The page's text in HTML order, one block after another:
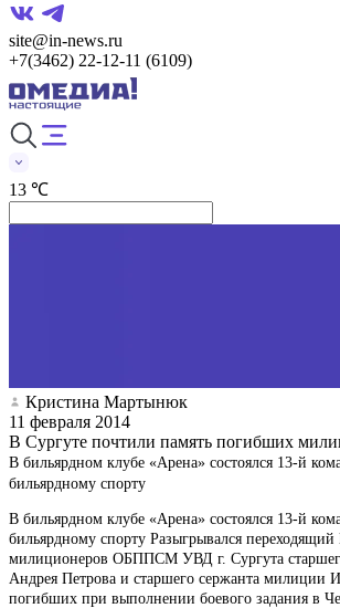
site@in-news.ru
+7(3462) 22-12-11 (6109)
13 ℃
Кристина Мартынюк
11 февраля 2014
В Сургуте почтили память погибших
В бильярдном клубе «Арена» состоялся 13-й
бильярдному спорту
В бильярдном клубе «Арена» состоялся 13-й
бильярдному спорту Разыгрывался переходящий
милиционеров ОБППСМ УВД г. Сургута
Андрея Петрова и старшего сержанта милиции
погибших при выполнении боевого задания в